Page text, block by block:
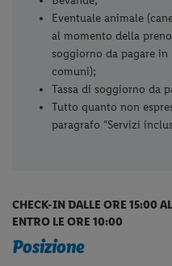
Eventuale animale
al momento della
soggiorno da pagare
comuni);
Tassa di soggiorno da
Tutto quanto non
paragrafo “Servizi
CHECK-IN DALLE ORE 15:00
ENTRO LE ORE 10:00
Posizione